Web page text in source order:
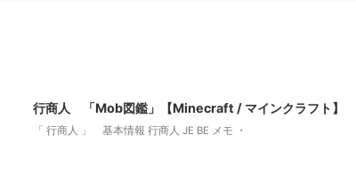
行商人 「Mob図鑑」【Minecraft / マインクラフト】
「 行商人 」 基本情報 行商人 JE BE メモ ・